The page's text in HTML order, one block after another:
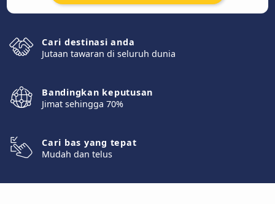
Cari destinasi anda
Jutaan tawaran di seluruh dunia
Bandingkan keputusan
Jimat sehingga 70%
Cari bas yang tepat
Mudah dan telus